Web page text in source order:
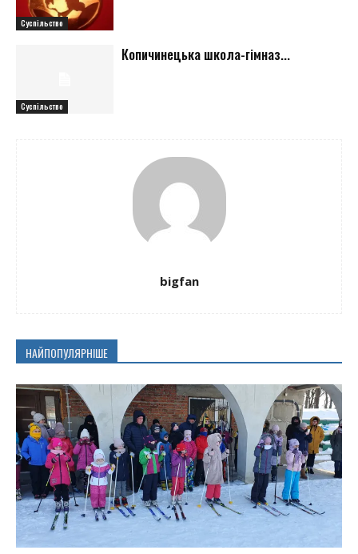
Суспільство
Суспільство
Копичинецька школа-гімназ...
bigfan
НАЙПОПУЛЯРНІШЕ